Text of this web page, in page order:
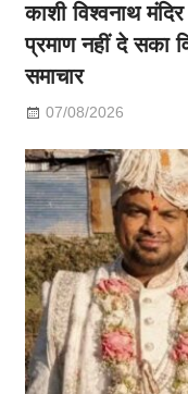
काशी विश्वनाथ
प्रमाण नहीं दे सका
समाचार
07/08/2026